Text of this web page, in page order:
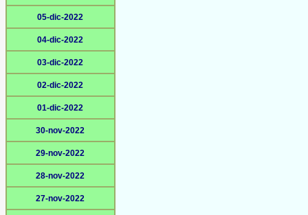
05-dic-2022
04-dic-2022
03-dic-2022
02-dic-2022
01-dic-2022
30-nov-2022
29-nov-2022
28-nov-2022
27-nov-2022